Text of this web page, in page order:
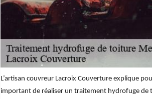
L’artisan couvreur Lacroix Couverture explique
important de réaliser un traitement hydrofuge de